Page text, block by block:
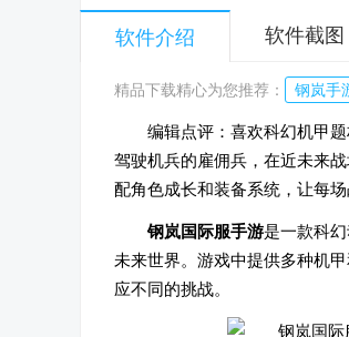
软件介绍 软件截图
精品下载精心为您推荐： 钢岚手
编辑点评：喜欢科幻机甲
驾驶机兵的雇佣兵，在近未来
配角色成长和装备系统，让每
钢岚国际服手游是一款科
未来世界。游戏中提供多种机
应不同的挑战。